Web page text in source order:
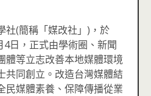
社(簡稱「媒改社」)，於
4日，正式由學術圈、新聞
體等立志改善本地媒體環境
共同創立。改造台灣媒體結
民媒體素養、保障傳播從業